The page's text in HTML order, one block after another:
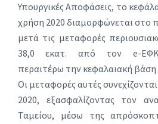
Υπουργικές Αποφάσεις, το
χρήση 2020 διαμορφώνεται στο
μετά τις μεταφορές
38,0 εκατ. από τον e-
περαιτέρω την κεφαλαιακή
Οι μεταφορές αυτές
2020, εξασφαλίζοντας τον
Ταμείου, μέσω της